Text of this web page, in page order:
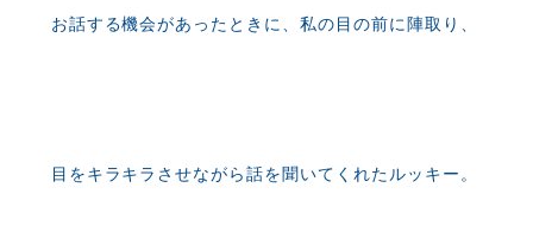
お話する機会があったときに、私の目の前に陣取り、
目をキラキラさせながら話を聞いてくれたルッキー。